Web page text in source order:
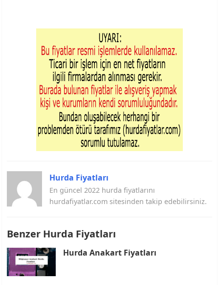
Hurda Fiyatları
En güncel 2022 hurda fiyatlarını
hurdafiyatlar.com sitesinden takip edebilirsiniz.
Benzer Hurda Fiyatları
Hurda Anakart Fiyatları